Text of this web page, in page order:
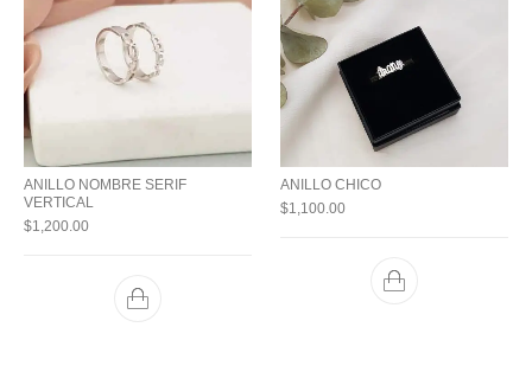
ANILLO NOMBRE SERIF
VERTICAL
$1,200.00
ANILLO CHICO
$1,100.00